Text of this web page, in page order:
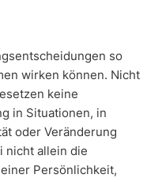
so
wirken können. Nicht
keine
in Situationen, in
oder Veränderung
nicht allein die
Persönlichkeit,